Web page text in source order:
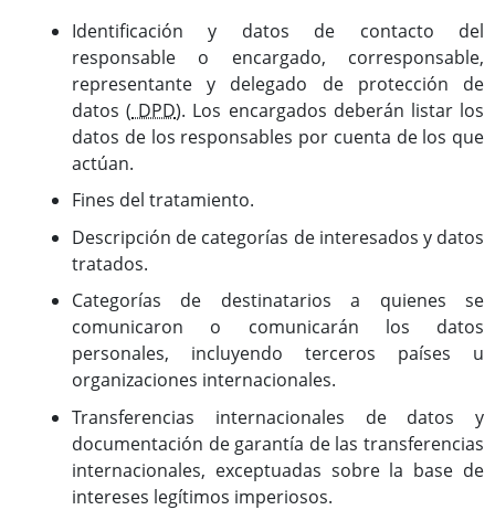
Identificación y datos de contacto del
responsable o encargado, corresponsable,
representante y delegado de protección de
datos ( DPD). Los encargados deberán listar los
datos de los responsables por cuenta de los que
actúan.
Fines del tratamiento.
Descripción de categorías de interesados y datos
tratados.
Categorías de destinatarios a quienes se
comunicaron o comunicarán los datos
personales, incluyendo terceros países u
organizaciones internacionales.
Transferencias internacionales de datos y
documentación de garantía de las transferencias
internacionales, exceptuadas sobre la base de
intereses legítimos imperiosos.